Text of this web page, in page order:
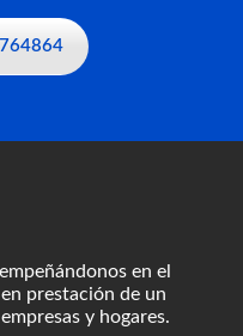
en el
prestación de un
y hogares.